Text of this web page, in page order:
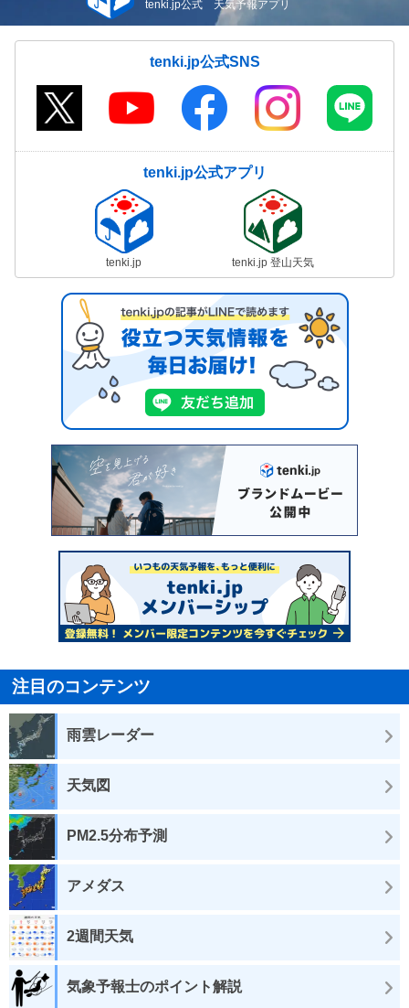
tenki.jp公式 天気予報アプリ
tenki.jp公式SNS
tenki.jp公式アプリ
tenki.jp tenki.jp 登山天気
注目のコンテンツ
雨雲レーダー
天気図
PM2.5分布予測
アメダス
2週間天気
気象予報士のポイント解説